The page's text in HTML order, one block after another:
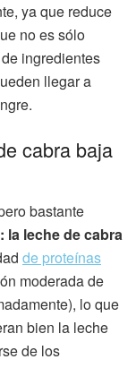
ya que reduce
no es sólo
ingredientes
llegar a
cabra baja
bastante
: la leche de cabra
de proteínas
moderada de
lo que
bien la leche
de los